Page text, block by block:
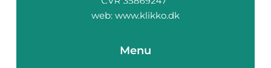
web: www.klikko.dk
Menu